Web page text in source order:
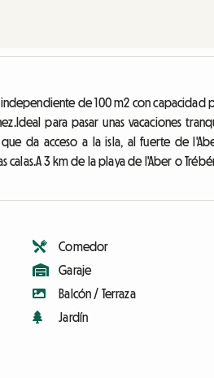
de 100 m2 con capacidad
para pasar unas vacaciones
da acceso a la isla, al fuerte de
calas.A 3 km de la playa de l'Aber o
Comedor
Garaje
Balcón / Terraza
Jardín